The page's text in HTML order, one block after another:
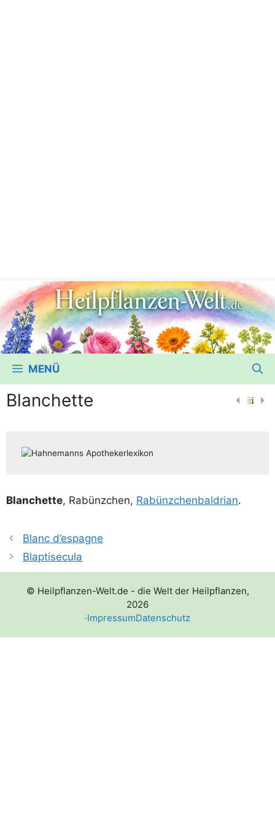
MENÜ
Blanchette
Blan­chet­te, Rabünz­chen, Rabünz­chen­bal­dri­an.
Blanc d’espagne
Blaptisecula
© Heilpflanzen-Welt.de - die Welt der Heilpflanzen,
2026
·ImpressumDatenschutz